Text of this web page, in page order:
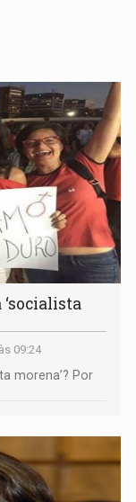
‘socialista
09:24
morena’? Por